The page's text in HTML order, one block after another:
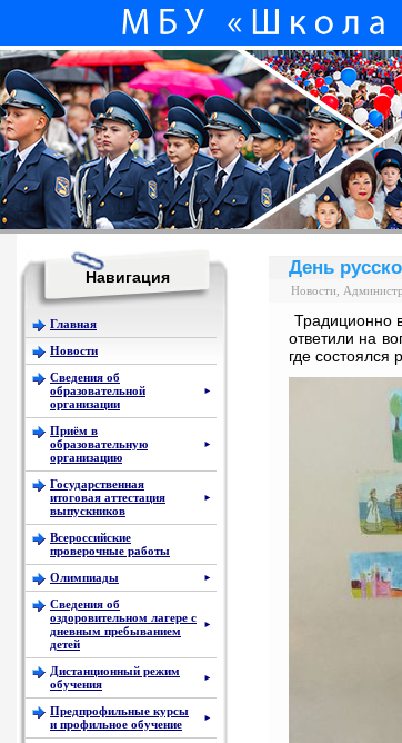
Навигация
Главная
Новости
Сведения об
образовательной
организации
►
Приём в
образовательную
организацию
►
Государственная
итоговая аттестация
выпускников
►
Всероссийские
проверочные работы
Олимпиады
►
Сведения об
оздоровительном лагере с
дневным пребыванием
детей
►
Дистанционный режим
обучения
►
Предпрофильные курсы
и профильное обучение
►
День
Новости,
Традиционно
ответили на
где состоялся